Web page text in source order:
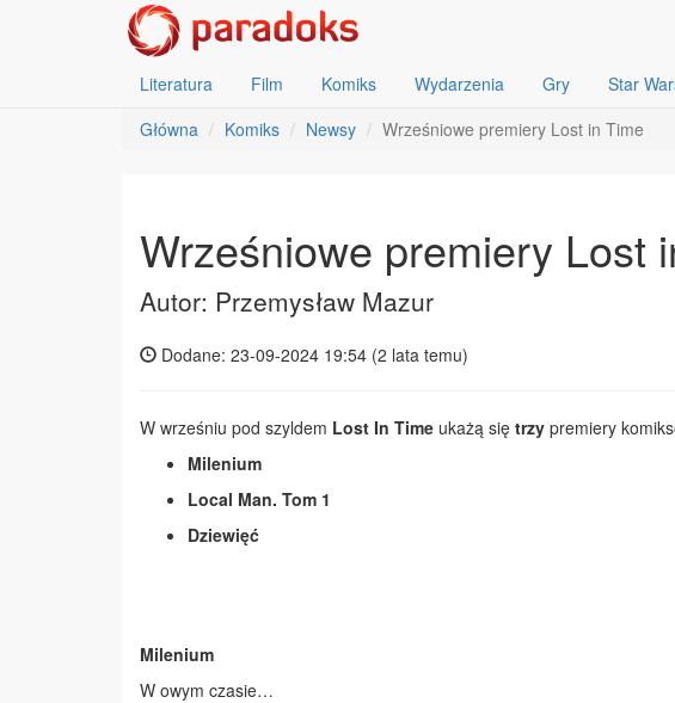
Literatura Film Komiks Wydarzenia Gry Star
Główna
Komiks Newsy Wrześniowe premiery Lost in Time
Wrześniowe premiery Lost
Autor: Przemysław Mazur
Dodane: 23-09-2024 19:54 (2 lata temu)
W wrześniu pod szyldem Lost In Time ukażą się trzy premiery
Milenium
Local Man. Tom 1
Dziewięć
Milenium
W owym czasie…